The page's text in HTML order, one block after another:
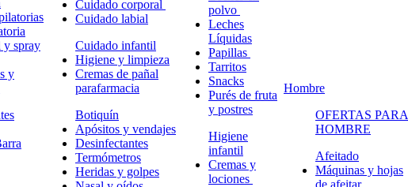
y spray
y
Cuidado corporal
Cuidado labial
Cuidado infantil
Higiene y limpieza
Cremas de pañal
parafarmacia
Botiquín
Apósitos y vendajes
Desinfectantes
Termómetros
Heridas y golpes
polvo
Leches
Líquidas
Papillas
Tarritos
Snacks
Purés de fruta
y postres
Higiene
infantil
Cremas y
lociones
Hombre
OFERTAS PARA
HOMBRE
Afeitado
Máquinas y hojas
de afeitar